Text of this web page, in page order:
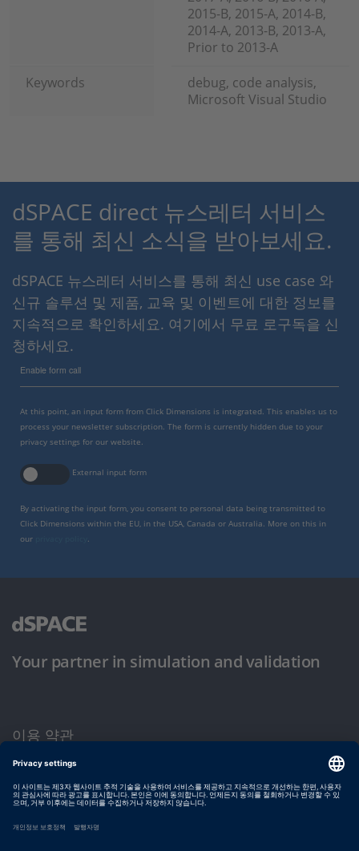
2015-B, 2015-A, 2014-B,
2014-A, 2013-B, 2013-A,
Prior to 2013-A
Keywords
debug, code analysis,
Microsoft Visual Studio
dSPACE direct 뉴스레터 서비스
를 통해 최신 소식을 받아보세요.
dSPACE 뉴스레터 서비스를 통해 최신 use case 와
신규 솔루션 및 제품, 교육 및 이벤트에 대한 정보를
지속적으로 확인하세요. 여기에서 무료 로구독을 신
청하세요.
Enable form call
At this point, an input form from Click Dimensions is integrated. This enables us to
process your newsletter subscription. The form is currently hidden due to your
privacy settings for our website.
External input form
By activating the input form, you consent to personal data being transmitted to
Click Dimensions within the EU, in the USA, Canada or Australia. More on this in
our
Your partner in simulation and validation
이용 약관
개인정보 보호정책
발행자 정보